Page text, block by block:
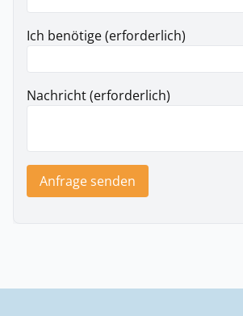
Ich benötige (erforderlich)
Nachricht (erforderlich)
Anfrage senden